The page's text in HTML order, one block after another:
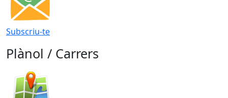
Subscriu-te
Plànol / Carrers